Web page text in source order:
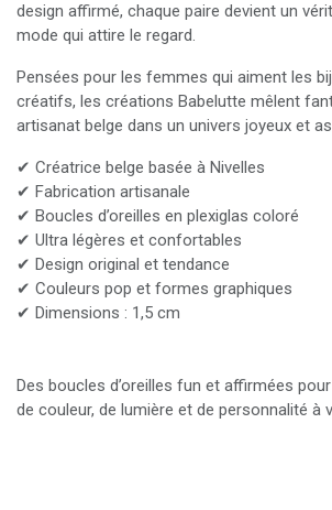
design affirmé, chaque paire devient un
mode qui attire le regard.
Pensées pour les femmes qui aiment les
créatifs, les créations Babelutte mêlent
artisanat belge dans un univers joyeux et
✔ Créatrice belge basée à Nivelles
✔ Fabrication artisanale
✔ Boucles d’oreilles en plexiglas coloré
✔ Ultra légères et confortables
✔ Design original et tendance
✔ Couleurs pop et formes graphiques
✔ Dimensions : 1,5 cm
Des boucles d’oreilles fun et affirmées
de couleur, de lumière et de personnalité à